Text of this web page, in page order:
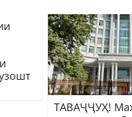
ТАВАҶҶУҲ!